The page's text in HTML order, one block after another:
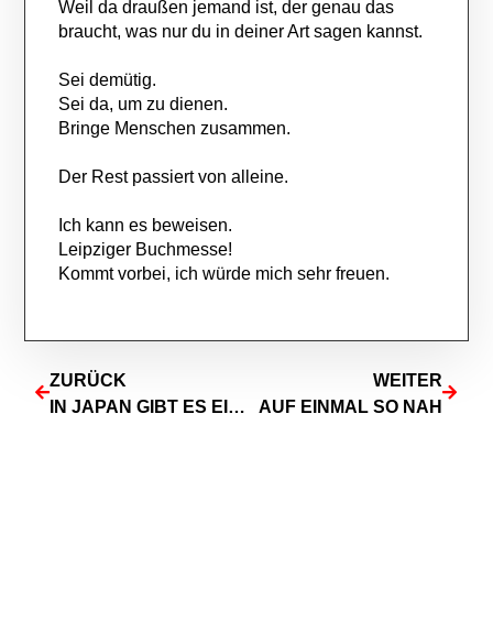
Weil da draußen jemand ist, der genau das
braucht, was nur du in deiner Art sagen kannst.
Sei demütig.
Sei da, um zu dienen.
Bringe Menschen zusammen.
Der Rest passiert von alleine.
Ich kann es beweisen.
Leipziger Buchmesse!
Kommt vorbei, ich würde mich sehr freuen.
ZURÜCK
IN JAPAN GIBT ES EINE FIRMA, DIE FÜR DICH KÜNDIGT
WEITER
AUF EINMAL SO NAH